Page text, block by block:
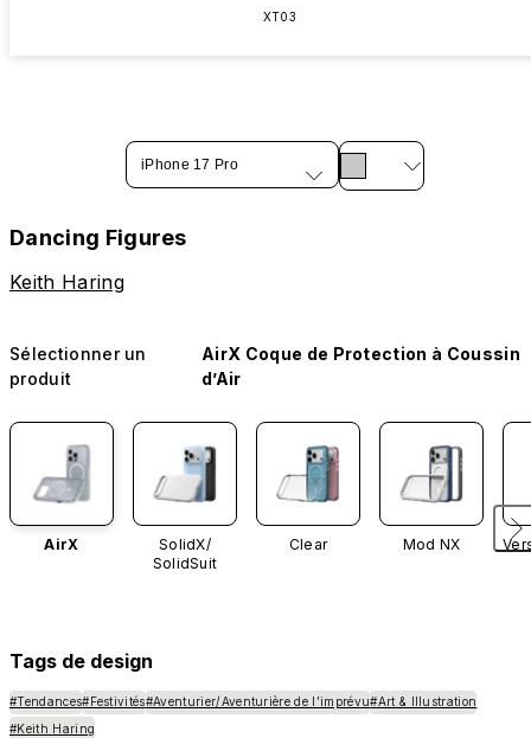
XT03
iPhone 17 Pro
Dancing Figures
Keith Haring
Sélectionner un
produit
AirX Coque de Protection à Coussin
d’Air
AirX
SolidX/
SolidSuit
Clear Mod NX
Tags de design
#Tendances#Festivités#Aventurier/Aventurière de l’imprévu#Art & Illustration
#Keith Haring